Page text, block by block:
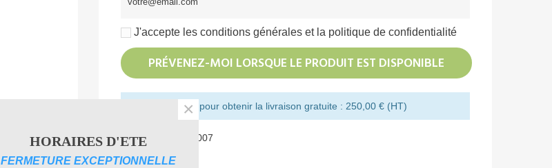
J'accepte les conditions générales et la politique de confidentialité
PRÉVENEZ-MOI LORSQUE LE PRODUIT EST DISPONIBLE
Montant restant pour obtenir la livraison gratuite : 250,00 € (HT)
Référence: 132M007
Aimer 0
HORAIRES D'ETE
FERMETURE EXCEPTIONNELLE
×